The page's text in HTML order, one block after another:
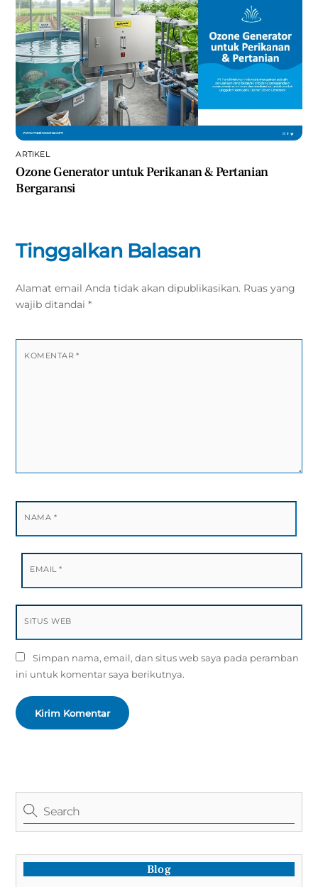
ARTIKEL
Ozone Generator untuk Perikanan & Pertanian
Bergaransi
Tinggalkan Balasan
Alamat email Anda tidak akan dipublikasikan. Ruas yang
wajib ditandai*
KOMENTAR*
NAMA *
EMAIL*
SITUS WEB
Simpan nama, email, dan situs web saya pada peramban
ini untuk komentar saya berikutnya.
Blog